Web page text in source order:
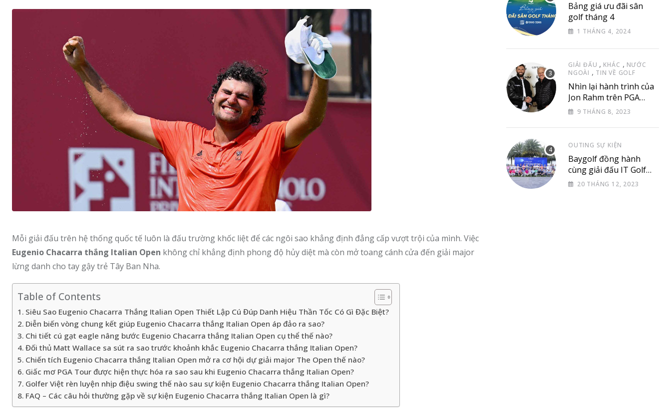
Mỗi giải đấu trên hệ thống quốc tế luôn là đấu trường khốc liệt để các ngôi sao khẳng định đẳng cấp vượt trội của mình. Việc
Eugenio Chacarra thắng Italian Open không chỉ khẳng định phong độ hủy diệt mà còn mở toang cánh cửa đến giải major
lừng danh cho tay gậy trẻ Tây Ban Nha.
Table of Contents
Siêu Sao Eugenio Chacarra Thắng Italian Open Thiết Lập Cú Đúp Danh Hiệu Thần Tốc Có Gì Đặc Biệt?
Diễn biến vòng chung kết giúp Eugenio Chacarra thắng Italian Open áp đảo ra sao?
Chi tiết cú gạt eagle nâng bước Eugenio Chacarra thắng Italian Open cụ thể thế nào?
Đối thủ Matt Wallace sa sút ra sao trước khoảnh khắc Eugenio Chacarra thắng Italian Open?
Chiến tích Eugenio Chacarra thắng Italian Open mở ra cơ hội dự giải major The Open thế nào?
Giấc mơ PGA Tour được hiện thực hóa ra sao sau khi Eugenio Chacarra thắng Italian Open?
Golfer Việt rèn luyện nhịp điệu swing thế nào sau sự kiện Eugenio Chacarra thắng Italian Open?
FAQ – Các câu hỏi thường gặp về sự kiện Eugenio Chacarra thắng Italian Open là gì?
Bảng giá ưu đãi sân
golf tháng 4
1 THÁNG 4, 2024
GIẢI ĐẤU , KHÁC , NƯỚC
NGOÀI , TIN VỀ GOLF
Nhìn lại hành trình của
Jon Rahm trên PGA
Tour9 THÁNG 8, 2023
OUTING SỰ KIỆN
Baygolf đồng hành
cùng giải đấu IT Golf
Club & Friend
20 THÁNG 12, 2023